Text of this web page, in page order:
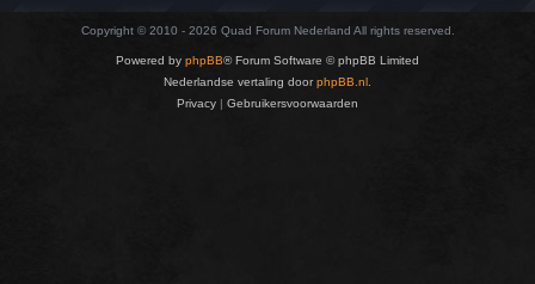
Copyright © 2010 - 2026 Quad Forum Nederland All rights reserved.
Powered by phpBB® Forum Software © phpBB Limited
Nederlandse vertaling doorphpBB.nl
Privacy | Gebruikersvoorwaarden